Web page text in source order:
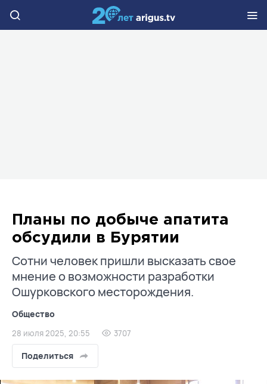
Планы по добыче апатита
обсудили в Бурятии
Сотни человек пришли высказать свое
мнение о возможности разработки
Ошурковского месторождения.
Общество
28 июля 2025, 20:55 3707
Поделиться